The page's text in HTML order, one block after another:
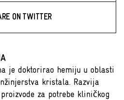
ON TWITTER
je doktorirao hemiju u oblasti
kristala. Razvija
za potrebe kliničkog